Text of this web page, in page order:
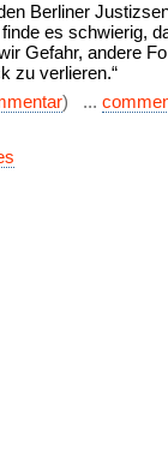
Berliner
es schwierig,
Gefahr, andere
zu verlieren.“
) ...